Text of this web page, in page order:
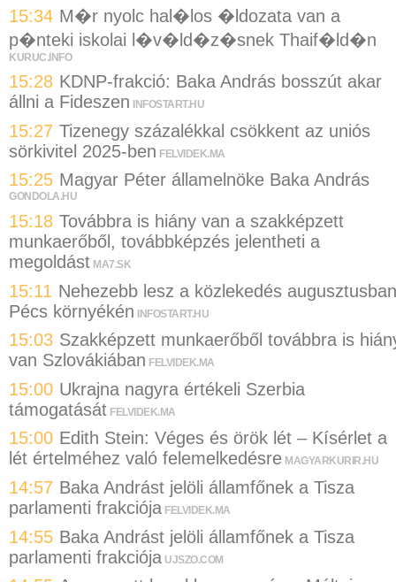
15:34 M�r nyolc hal�los �ldozata van a
p�nteki iskolai l�v�ld�z�snek Thaif�ld�n
KURUC.INFO
15:28 KDNP-frakció: Baka András bosszút akar
állni a Fideszen
INFOSTART.HU
15:27 Tizenegy százalékkal csökkent az uniós
sörkivitel 2025-ben FELVIDEK.MA
15:25 Magyar Péter államelnöke Baka András
GONDOLA.HU
15:18 Továbbra is hiány van a szakképzett
munkaerőből, továbbképzés jelentheti a
megoldást MA7.SK
15:11 Nehezebb lesz a közlekedés augusztusban
Pécs környékén INFOSTART.HU
15:03 Szakképzett munkaerőből továbbra is
van Szlovákiában FELVIDEK.MA
15:00 Ukrajna nagyra értékeli Szerbia
támogatását FELVIDEK.MA
15:00 Edith Stein: Véges és örök lét – Kísérlet a
lét értelméhez való felemelkedésre MAGYARKURIR.HU
14:57 Baka Andrást jelöli államfőnek a Tisza
parlamenti frakciója FELVIDEK.MA
14:55 Baka Andrást jelöli államfőnek a Tisza
parlamenti frakciója UJSZO.COM